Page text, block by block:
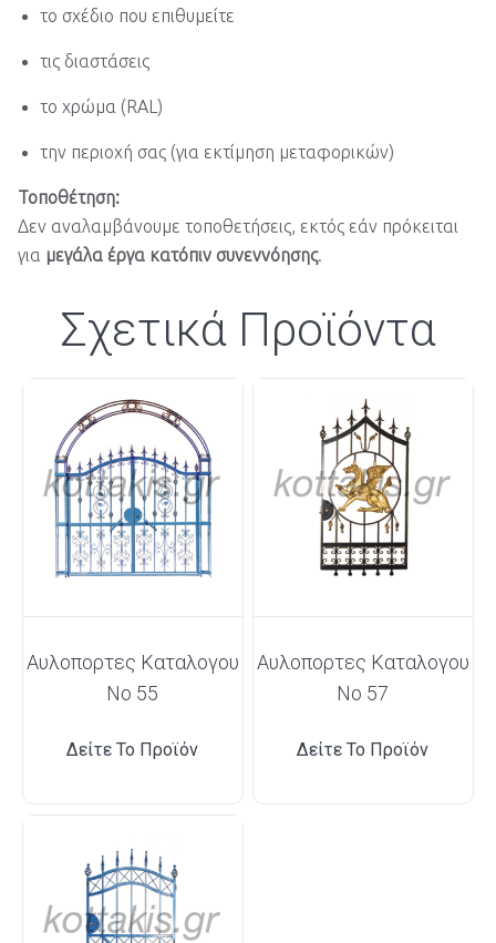
το σχέδιο που επιθυμείτε
τις διαστάσεις
το χρώμα (RAL)
την περιοχή σας (για εκτίμηση μεταφορικών)
Τοποθέτηση:
Δεν αναλαμβάνουμε τοποθετήσεις, εκτός εάν πρόκειται
για μεγάλα έργα κατόπιν συνεννόησης.
Σχετικά Προϊόντα
Αυλοπορτες Καταλογου
No 55
Δείτε Το Προϊόν
Αυλοπορτες Καταλογου
No 57
Δείτε Το Προϊόν